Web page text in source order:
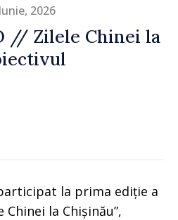
2026
// Zilele Chinei la
la prima ediție a
la Chișinău”,